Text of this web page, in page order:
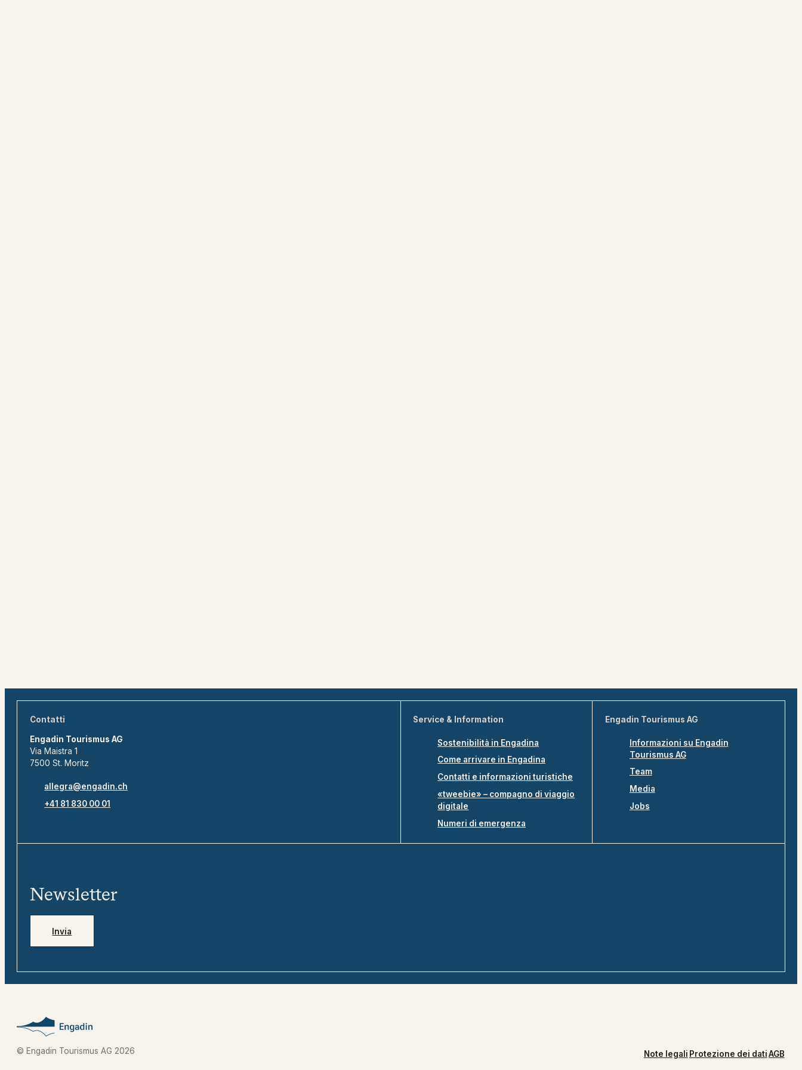
Contatti
Engadin Tourismus AG
Via Maistra 1
7500 St. Moritz
allegra@engadin.ch
+41 81 830 00 01
Service & Information
Sostenibilità in Engadina
Come arrivare in Engadina
Contatti e informazioni turistiche
«tweebie» – compagno di viaggio
digitale
Numeri di emergenza
Engadin Tourismus AG
Informazioni su Engadin
Tourismus AG
Team
Media
Jobs
Newsletter
Invia
© Engadin Tourismus AG 2026 Note legali Protezione dei datiAGB